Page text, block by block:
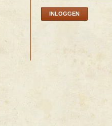
INLOGGEN